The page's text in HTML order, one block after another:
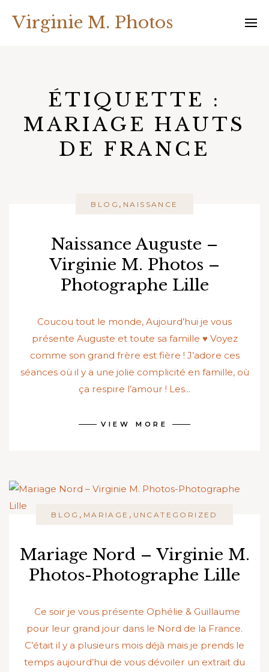
Virginie M. Photos
ÉTIQUETTE :
MARIAGE HAUTS
DE FRANCE
BLOG , NAISSANCE
Naissance Auguste –
Virginie M. Photos –
Photographe Lille
Coucou tout le monde, Aujourd’hui je vous
présente Auguste et toute sa famille ♥ Voyez
comme son grand frère est fière ! J’adore ces
séances où il y a une jolie complicité en famille, où
ça respire l’amour ! Les...
VIEW MORE
BLOG , MARIAGE , UNCATEGORIZED
Mariage Nord – Virginie M.
Photos-Photographe Lille
Ce soir je vous présente Ophélie & Guillaume
pour leur grand jour dans le Nord de la France.
C’était il y a plusieurs mois déjà mais je prends le
temps aujourd’hui de vous dévoiler un extrait du